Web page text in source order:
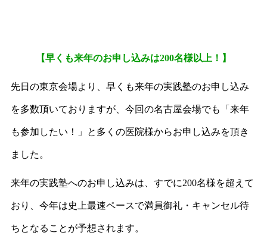
【早くも来年のお申し込みは200名様以上！ 】
先日の東京会場より、早くも来年の実践塾のお申し込み
を多数頂いておりますが、今回の名古屋会場でも「来年
も参加したい！」と多くの医院様からお申し込みを頂き
ました。
来年の実践塾へのお申し込みは、すでに200名様を超えて
おり、今年は史上最速ペースで満員御礼・キャンセル待
ちとなることが予想されます。